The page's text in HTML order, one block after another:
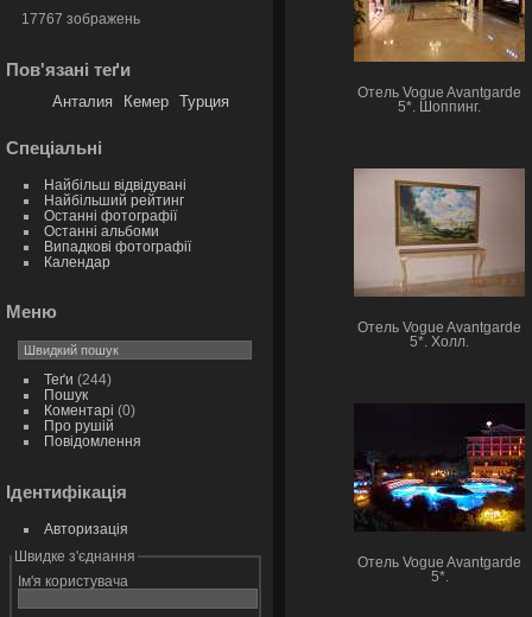
17767 зображень
Пов'язані теґи
Анталия Кемер Турция
Спеціальні
Найбільш відвідувані
Найбільший рейтинг
Останні фотографії
Останні альбоми
Випадкові фотографії
Календар
Меню
Теґи (244)
Пошук
Коментарі (0)
Про рушій
Повідомлення
Ідентифікація
Авторизація
Швидке з'єднання
Ім'я користувача
Отель Vogue Avantgarde
5*. Шоппинг.
Отель Vogue Avantgarde
5*. Холл.
Отель Vogue Avantgarde
5*.